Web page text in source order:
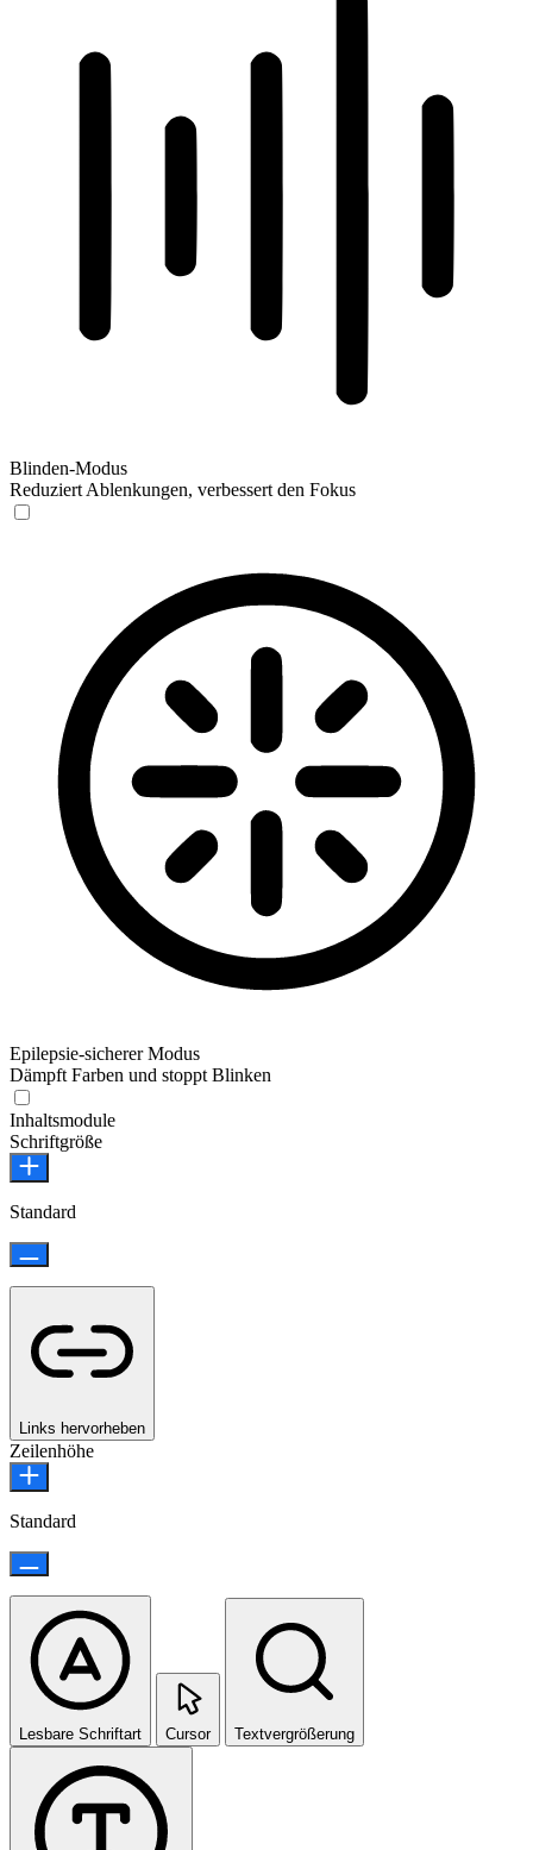
Blinden-Modus
Reduziert Ablenkungen, verbessert den Fokus
Epilepsie-sicherer Modus
Dämpft Farben und stoppt Blinken
Inhaltsmodule
Schriftgröße
Standard
Links hervorheben
Zeilenhöhe
Standard
Lesbare Schriftart Cursor Textvergrößerung